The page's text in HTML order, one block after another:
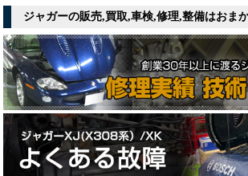
ジャガーの販売,買取,車検,修理,整備はおま